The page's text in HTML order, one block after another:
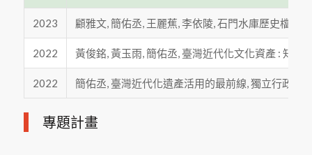
2023 顧雅文, 簡佑丞, 王麗蕉, 李依陵, 石門水庫歷史檔
2022 黃俊銘, 黃玉雨, 簡佑丞, 臺灣近代化文化資產 : 知
2022 簡佑丞, 臺灣近代化遺產活用的最前線, 獨立行政法
專題計畫